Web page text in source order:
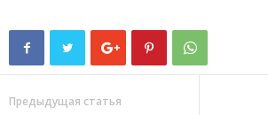
Предыдущая статья